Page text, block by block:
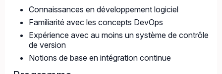
Connaissances en développement logiciel
Familiarité avec les concepts DevOps
Expérience avec au moins un système de contrôle
de version
Notions de base en intégration continue